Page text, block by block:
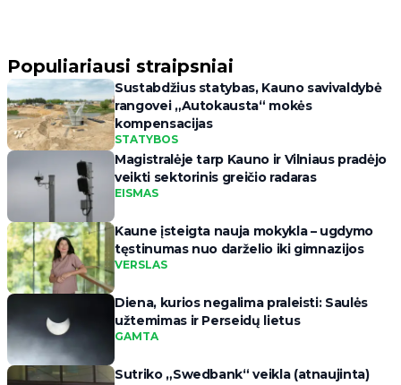
Populiariausi straipsniai
Sustabdžius statybas, Kauno savivaldybė
rangovei „Autokausta“ mokės
kompensacijas
STATYBOS
Magistralėje tarp Kauno ir Vilniaus pradėjo
veikti sektorinis greičio radaras
EISMAS
Kaune įsteigta nauja mokykla – ugdymo
tęstinumas nuo darželio iki gimnazijos
VERSLAS
Diena, kurios negalima praleisti: Saulės
užtemimas ir Perseidų lietus
GAMTA
Sutriko „Swedbank“ veikla (atnaujinta)